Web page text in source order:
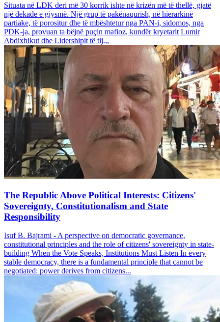
Situata në LDK deri më 30 korrik ishte në krizën më të thellë, gjatë
një dekade e gjysmë. Një grup të pakënaqurish, në hierarkinë
partiake, të porositur dhe të mbështetur nga PAN-i, sidomos, nga
PDK-ja, provuan ta bëjnë puçin mafioz, kundër kryetarit Lumir
Abdixhikut dhe Lidershipit të tij.,,
The Republic Above Political Interests: Citizens'
Sovereignty, Constitutionalism and State
Responsibility
Isuf B. Bajrami - A perspective on democratic governance,
constitutional principles and the role of citizens' sovereignty in state-
building When the Vote Speaks, Institutions Must Listen In every
stable democracy, there is a fundamental principle that cannot be
negotiated: power derives from citizens...